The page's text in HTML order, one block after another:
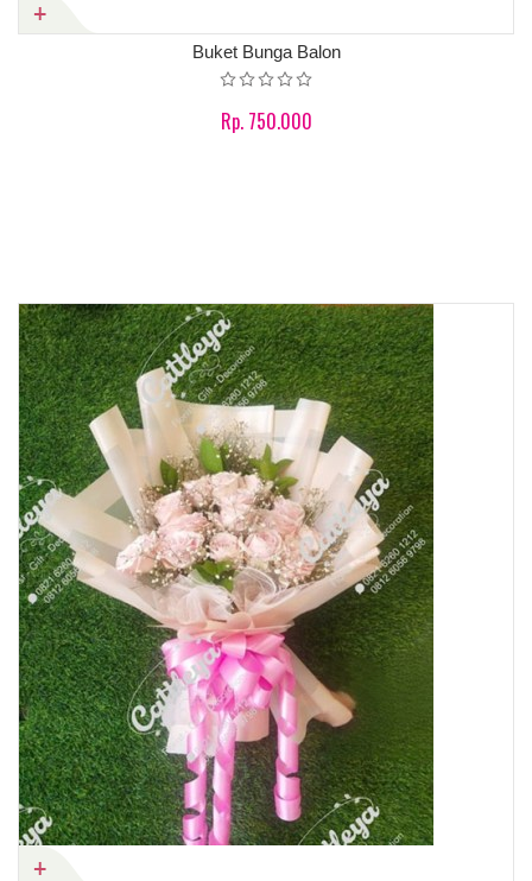
Buket Bunga Balon
Rp. 750.000